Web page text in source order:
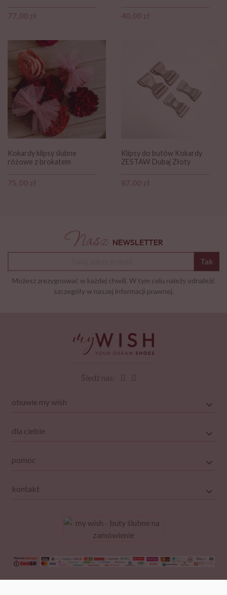
Kokardy klipsy ślubne
różowe z brokatem
Klipsy do butów Kokardy
ZESTAW Dubaj Złoty
Nasz NEWSLETTER
Tak
Możesz zrezygnować w każdej chwili. W tym celu należy odnaleźć
szczegóły w naszej informacji prawnej.
Śledź nas:
obuwie my wish
dla ciebie
pomoc
kontakt